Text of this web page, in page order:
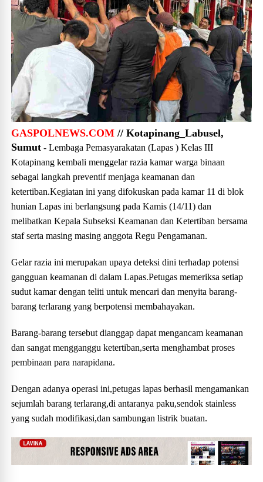
GASPOLNEWS.COM // Kotapinang_Labusel,
Sumut - Lembaga Pemasyarakatan (Lapas ) Kelas III
Kotapinang kembali menggelar razia kamar warga binaan
sebagai langkah preventif menjaga keamanan dan
ketertiban.Kegiatan ini yang difokuskan pada kamar 11 di blok
hunian Lapas ini berlangsung pada Kamis (14/11) dan
melibatkan Kepala Subseksi Keamanan dan Ketertiban bersama
staf serta masing masing anggota Regu Pengamanan.
Gelar razia ini merupakan upaya deteksi dini terhadap potensi
gangguan keamanan di dalam Lapas.Petugas memeriksa setiap
sudut kamar dengan teliti untuk mencari dan menyita barang-
barang terlarang yang berpotensi membahayakan.
Barang-barang tersebut dianggap dapat mengancam keamanan
dan sangat mengganggu ketertiban,serta menghambat proses
pembinaan para narapidana.
Dengan adanya operasi ini,petugas lapas berhasil mengamankan
sejumlah barang terlarang,di antaranya paku,sendok stainless
yang sudah modifikasi,dan sambungan listrik buatan.